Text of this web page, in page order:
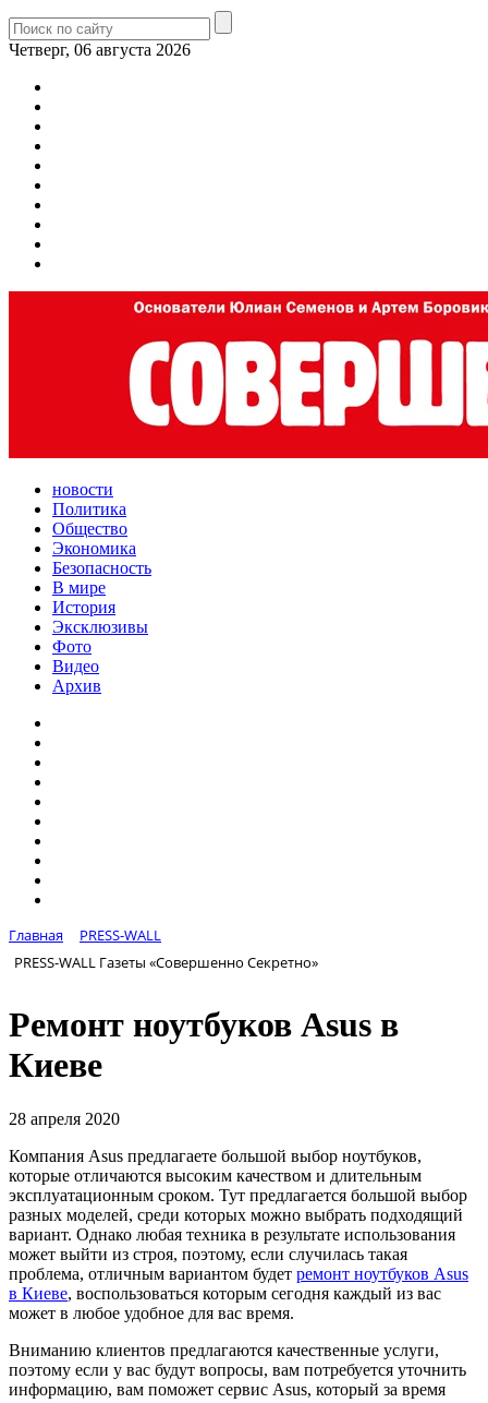
Четверг, 06 августа 2026
новости
Политика
Общество
Экономика
Безопасность
В мире
История
Эксклюзивы
Фото
Видео
Архив
Главная
PRESS-WALL
PRESS-WALL Газеты «Совершенно Секретно»
Ремонт ноутбуков Asus в
Киеве
28 апреля 2020
Компания Asus предлагаете большой выбор ноутбуков,
которые отличаются высоким качеством и длительным
эксплуатационным сроком. Тут предлагается большой выбор
разных моделей, среди которых можно выбрать подходящий
вариант. Однако любая техника в результате использования
может выйти из строя, поэтому, если случилась такая
проблема, отличным вариантом будет ремонт ноутбуков Asus
в Киеве, воспользоваться которым сегодня каждый из вас
может в любое удобное для вас время.
Вниманию клиентов предлагаются качественные услуги,
поэтому если у вас будут вопросы, вам потребуется уточнить
информацию, вам поможет сервис Asus, который за время